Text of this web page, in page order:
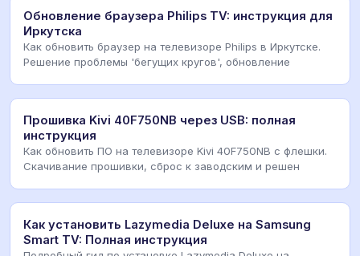
Обновление браузера Philips TV: инструкция для
Иркутска
Как обновить браузер на телевизоре Philips в Иркутске.
Решение проблемы 'бегущих кругов', обновление
Прошивка Kivi 40F750NB через USB: полная
инструкция
Как обновить ПО на телевизоре Kivi 40F750NB с флешки.
Скачивание прошивки, сброс к заводским и решен
Как установить Lazymedia Deluxe на Samsung
Smart TV: Полная инструкция